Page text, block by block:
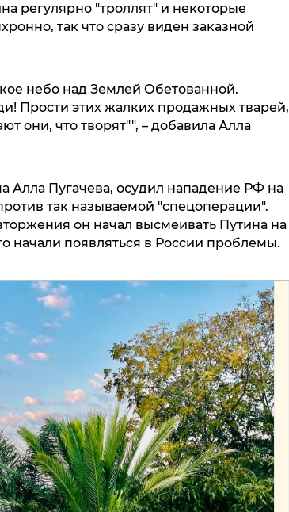
регулярно "троллят" и некоторые
так что сразу виден заказной
небо над Землей Обетованной.
Прости этих жалких продажных тварей,
они, что творят"", – добавила Алла
Алла Пугачева, осудил нападение РФ на
так называемой "спецоперации".
он начал высмеивать Путина на
начали появляться в России проблемы.